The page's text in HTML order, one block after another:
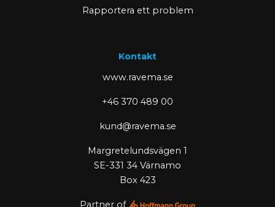
Rapportera ett problem
Kontakt
www.ravema.se
+46 370 489 00
kund@ravema.se
Margretelundsvägen 1
SE-331 34 Värnamo
Box 423
Partner of